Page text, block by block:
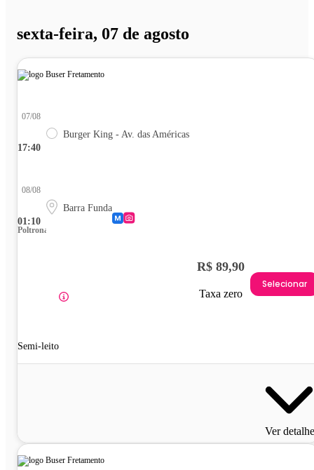
sexta-feira, 07 de agosto
17:40
07/08
Burger King - Av. das Américas
01:10
08/08
Barra Funda
Poltrona
Semi-leito
R$ 89,90
Taxa zero
Selecionar
Ver